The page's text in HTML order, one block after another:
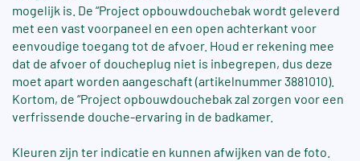
mogelijk is. De “Project opbouwdouchebak wordt geleverd
met een vast voorpaneel en een open achterkant voor
eenvoudige toegang tot de afvoer. Houd er rekening mee
dat de afvoer of doucheplug niet is inbegrepen, dus deze
moet apart worden aangeschaft (artikelnummer 3881010).
Kortom, de “Project opbouwdouchebak zal zorgen voor een
verfrissende douche-ervaring in de badkamer.
Kleuren zijn ter indicatie en kunnen afwijken van de foto.